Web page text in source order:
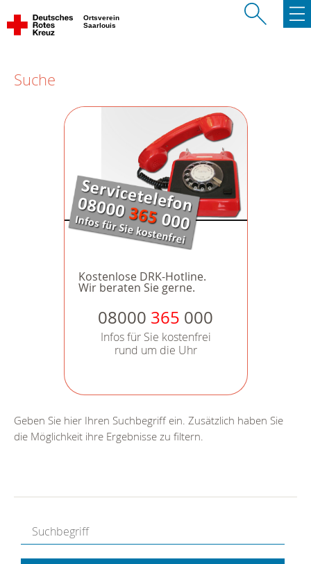
Ortsverein
Saarlouis
Suche
Kostenlose DRK-Hotline.
Wir beraten Sie gerne.
08000 365 000
Infos für Sie kostenfrei
rund um die Uhr
Geben Sie hier Ihren Suchbegriff ein. Zusätzlich haben Sie
die Möglichkeit ihre Ergebnisse zu filtern.